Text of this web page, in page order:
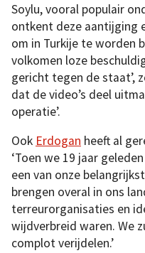
Soylu, vooral populair
ontkent deze aantijging
om in Turkije te worden
volkomen loze
gericht tegen de staat’,
dat de video’s deel
operatie’.
Ook Erdogan heeft al
‘Toen we 19 jaar
een van onze
brengen overal in ons
terreurorganisaties en
wijdverbreid waren. We
complot verijdelen.’